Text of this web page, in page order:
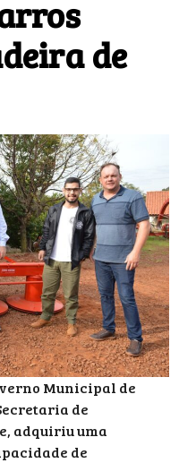
de
Municipal de
de
adquiriu uma
de